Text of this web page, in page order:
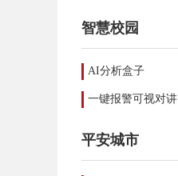
智慧校园
AI分析盒子
一键报警可视对讲
平安城市